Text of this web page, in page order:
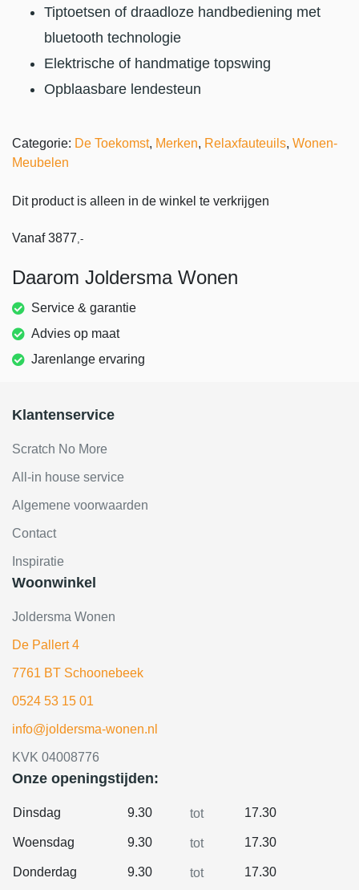
Tiptoetsen of draadloze handbediening met
bluetooth technologie
Elektrische of handmatige topswing
Opblaasbare lendesteun
Categorie: De Toekomst, Merken, Relaxfauteuils, Wonen-
Meubelen
Dit product is alleen in de winkel te verkrijgen
Vanaf 3877,-
Daarom Joldersma Wonen
Service & garantie
Advies op maat
Jarenlange ervaring
Klantenservice
Scratch No More
All-in house service
Algemene voorwaarden
Contact
Inspiratie
Woonwinkel
Joldersma Wonen
De Pallert 4
7761 BT Schoonebeek
0524 53 15 01
info@joldersma-wonen.nl
KVK 04008776
Onze openingstijden:
Dinsdag 9.30 tot 17.30
Woensdag 9.30 tot 17.30
Donderdag 9.30 tot 17.30